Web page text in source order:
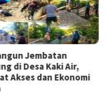
Jembatan
di Desa Kaki Air,
Akses dan Ekonomi